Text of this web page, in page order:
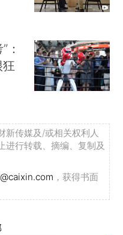
：
新传媒及/或相关权利人
进行转载、摘编、复制及
，获得书面